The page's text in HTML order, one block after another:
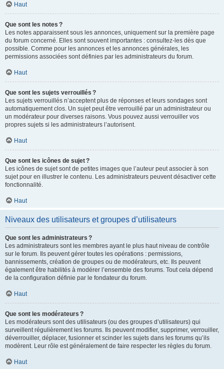
Haut
Que sont les notes ?
Les notes apparaissent sous les annonces, uniquement sur la première page
du forum concerné. Elles sont souvent importantes : consultez-les dès que
possible. Comme pour les annonces et les annonces générales, les
permissions associées sont définies par les administrateurs du forum.
Haut
Que sont les sujets verrouillés ?
Les sujets verrouillés n’acceptent plus de réponses et leurs sondages sont
automatiquement clos. Un sujet peut être verrouillé par un administrateur ou
un modérateur pour diverses raisons. Vous pouvez aussi verrouiller vos
propres sujets si les administrateurs l’autorisent.
Haut
Que sont les icônes de sujet ?
Les icônes de sujet sont de petites images que l’auteur peut associer à son
sujet pour en illustrer le contenu. Les administrateurs peuvent désactiver cette
fonctionnalité.
Haut
Niveaux des utilisateurs et groupes d’utilisateurs
Que sont les administrateurs ?
Les administrateurs sont les membres ayant le plus haut niveau de contrôle
sur le forum. Ils peuvent gérer toutes les opérations : permissions,
bannissements, création de groupes ou de modérateurs, etc. Ils peuvent
également être habilités à modérer l’ensemble des forums. Tout cela dépend
de la configuration définie par le fondateur du forum.
Haut
Que sont les modérateurs ?
Les modérateurs sont des utilisateurs (ou des groupes d’utilisateurs) qui
surveillent régulièrement les forums. Ils peuvent modifier, supprimer, verrouiller,
déverrouiller, déplacer, fusionner et scinder les sujets dans les forums qu’ils
modèrent. Leur rôle est généralement de faire respecter les règles du forum.
Haut